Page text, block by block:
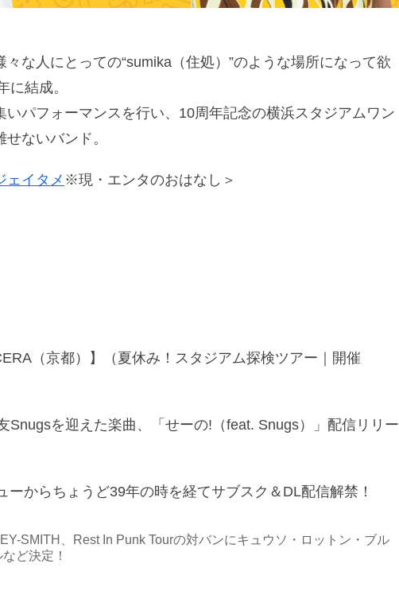
な人にとっての“sumika（住処）”のような場所になって欲
に結成。
いパフォーマンスを行い、10周年記念の横浜スタジアムワン
ないバンド。
ェイタメ ※現・エンタのおはなし＞
（京都）】（夏休み！スタジアム探検ツアー｜開催
Snugsを迎えた楽曲、「せーの!（feat. Snugs）」配信リリー
ーからちょうど39年の時を経てサブスク＆DL配信解禁！
SMITH、Rest In Punk Tourの対バンにキュウソ・ロットン・ブル
ど決定！